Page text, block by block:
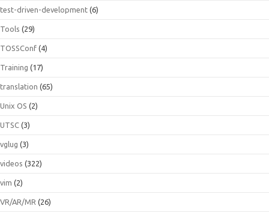
test-driven-development (6)
Tools (29)
TOSSConf (4)
Training (17)
translation (65)
Unix OS (2)
UTSC (3)
vglug (3)
videos (322)
vim (2)
VR/AR/MR (26)